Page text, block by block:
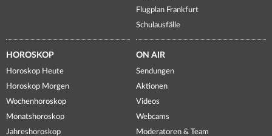
Flugplan Frankfurt
Schulausfälle
HOROSKOP
Horoskop Heute
Horoskop Morgen
Wochenhoroskop
Monatshoroskop
Jahreshoroskop
ON AIR
Sendungen
Aktionen
Videos
Webcams
Moderatoren & Team